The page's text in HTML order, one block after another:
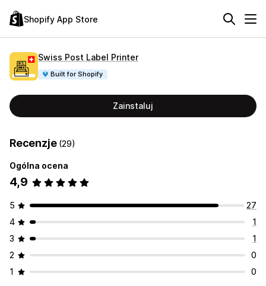
Shopify App Store
Swiss Post Label Printer
Built for Shopify
Zainstaluj
Recenzje (29)
Ogólna ocena
4,9
5
27
4
1
3
1
2
0
1
0